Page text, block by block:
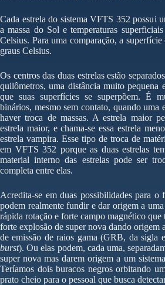
Cada estrela do sistema VFTS 352 possui
a massa do Sol e temperaturas
Celsius. Para uma comparação, a
graus Celsius.
Os centros das duas estrelas estão
quilômetros, uma distância muito pequena
que suas superfícies se superpõem. É
binários, mesmo sem contato, quando uma
haver troca de massas. A estrela maior
estrela maior, e chama-se essa estrela
estrela vampira. Esse tipo de troca de
em VFTS 352 porque as duas estrelas
material interno das estrelas pode ser
completa entre elas.
Acredita-se em duas possibilidades para o
podem realmente fundir e dar origem a
rápida rotação e forte campo magnético que
forte explosão de super nova dando origem
de emissão de raios gama (GRB, da sigla
burst). Ou elas podem, cada uma,
super nova mas darem origem a um
Teríamos dois buracos negros orbitando
prato cheio para o pessoal que busca